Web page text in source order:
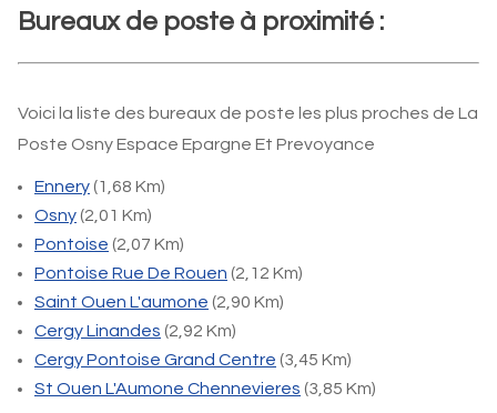
Bureaux de poste à proximité :
Voici la liste des bureaux de poste les plus proches de La
Poste Osny Espace Epargne Et Prevoyance
Ennery(1,68 Km)
Osny(2,01 Km)
Pontoise (2,07 Km)
Pontoise Rue De Rouen (2,12 Km)
Saint Ouen L'aumone (2,90 Km)
Cergy Linandes (2,92 Km)
Cergy Pontoise Grand Centre (3,45 Km)
St Ouen L'Aumone Chennevieres (3,85 Km)